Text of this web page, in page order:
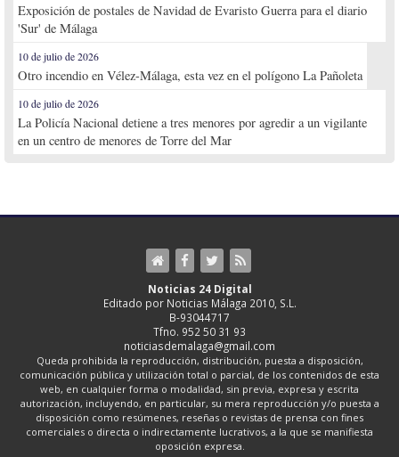
Exposición de postales de Navidad de Evaristo Guerra para el diario
'Sur' de Málaga
10 de julio de 2026
Otro incendio en Vélez-Málaga, esta vez en el polígono La Pañoleta
10 de julio de 2026
La Policía Nacional detiene a tres menores por agredir a un vigilante
en un centro de menores de Torre del Mar
Noticias 24 Digital
Editado por Noticias Málaga 2010, S.L.
B-93044717
Tfno. 952 50 31 93
noticiasdemalaga@gmail.com
Queda prohibida la reproducción, distribución, puesta a disposición,
comunicación pública y utilización total o parcial, de los contenidos de esta
web, en cualquier forma o modalidad, sin previa, expresa y escrita
autorización, incluyendo, en particular, su mera reproducción y/o puesta a
disposición como resúmenes, reseñas o revistas de prensa con fines
comerciales o directa o indirectamente lucrativos, a la que se manifiesta
oposición expresa.